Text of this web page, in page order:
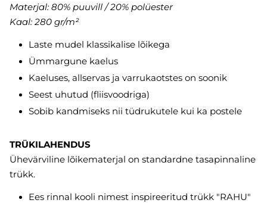
Materjal: 80% puuvill / 20% polüester
Kaal: 280 gr/m²
Laste mudel klassikalise lõikega
Ümmargune kaelus
Kaeluses, allservas ja varrukaotstes on soonik
Seest uhutud (fliisvoodriga)
Sobib kandmiseks nii tüdrukutele kui ka postele
TRÜKILAHENDUS
Ühevärviline lõikematerjal on standardne tasapinnaline
trükk.
Ees rinnal kooli nimest inspireeritud trükk "RAHU"